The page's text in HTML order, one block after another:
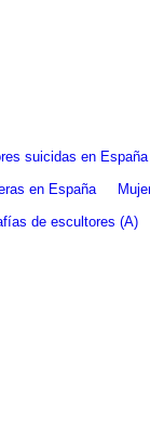
suicidas en España
en España
de escultores (A)